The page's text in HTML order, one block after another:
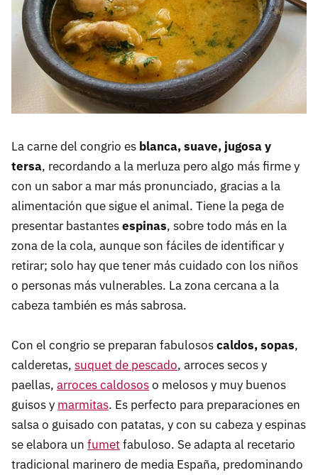
La carne del congrio es blanca, suave, jugosa y
tersa, recordando a la merluza pero algo más firme y
con un sabor a mar más pronunciado, gracias a la
alimentación que sigue el animal. Tiene la pega de
presentar bastantesespinas, sobre todo más en la
zona de la cola, aunque son fáciles de identificar y
retirar; solo hay que tener más cuidado con los niños
o personas más vulnerables. La zona cercana a la
cabeza también es más sabrosa.
Con el congrio se preparan fabulososcaldos, sopas,
calderetas, suquet de pescado, arroces secos y
paellas, arroces caldososo melosos y muy buenos
guisos y marmitas. Es perfecto para preparaciones en
salsa o guisado con patatas, y con su cabeza y espinas
se elabora un fumetfabuloso. Se adapta al recetario
tradicional marinero de media España, predominando